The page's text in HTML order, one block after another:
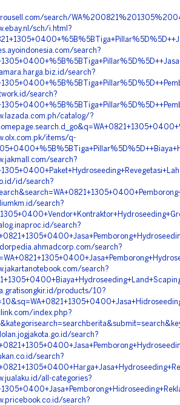
search/
sch/i.html?
search?
search?
search?
catalog/?
items/q-
search?
id/search?
search?
search?
search?
search?
products/10?
index.php?
search?
search?
all-categories?
search?